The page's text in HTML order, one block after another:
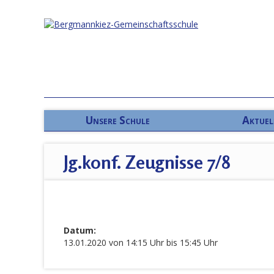
Unsere Schule
Jg.konf. Zeugnisse 7/8
Datum:
13.01.2020 von 14:15 Uhr bis 15:45 Uhr